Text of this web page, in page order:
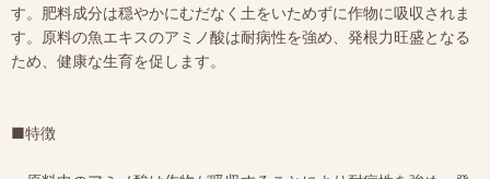
す。肥料成分は穏やかにむだなく土をいためずに作物に吸収されま
す。原料の魚エキスのアミノ酸は耐病性を強め、発根力旺盛となる
ため、健康な生育を促します。
■特徴